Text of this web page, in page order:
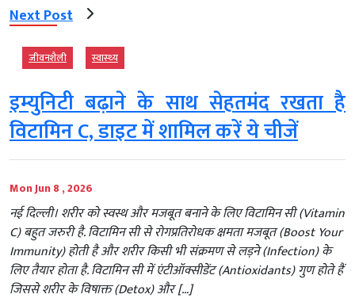
Next Post
जीवनशैली स्‍वास्‍थ्‍य
इम्‍युनिटी बढ़ाने के साथ सेहतमंद रखता है
विटामिन C, डाइट में शामिल करें ये चीजें
Mon Jun 8 , 2026
नई दिल्ली। शरीर को स्वस्थ और मजबूत बनाने के लिए विटामिन सी (Vitamin
C) बहुत जरुरी है. विटामिन सी से रोगप्रतिरोधक क्षमता मजबूत (Boost Your
Immunity) होती है और शरीर किसी भी संक्रमण से लड़ने (Infection) के
लिए तैयार होता है. विटामिन सी में एंटीऑक्सीडेंट (Antioxidants) गुण होते हैं
जिससे शरीर के विषाक्त (Detox) और […]